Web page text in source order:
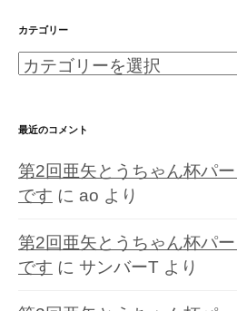
カテゴリー
カ
ゴ
ー
最近のコメント
第2回亜矢とうちゃん杯パ
です に ao より
第2回亜矢とうちゃん杯パ
です に サンバーT より